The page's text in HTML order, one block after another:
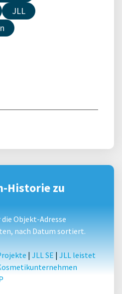
JLL
Historie zu
Objekt-Adresse
nach Datum sortiert.
| JLL SE | JLL leistet